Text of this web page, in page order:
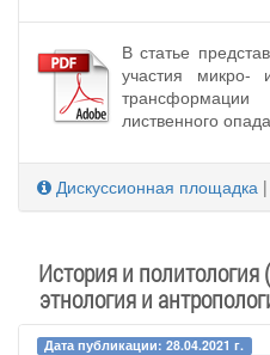
В статье
участия микро-
трансформации
лиственного
Дискуссионная площадка |
История и политология
этнология и
Дата публикации: 28.04.2021 г.